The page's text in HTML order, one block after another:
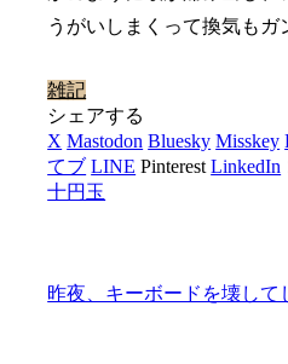
うがいしまくって換気も
雑記
シェアする
X Mastodon Bluesky Misskey
てブ LINE Pinterest LinkedIn
十円玉
昨夜、キーボードを壊して